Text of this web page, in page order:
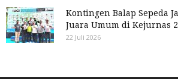
Kontingen Balap Sepeda
Juara Umum di Kejurnas
22 Juli 2026